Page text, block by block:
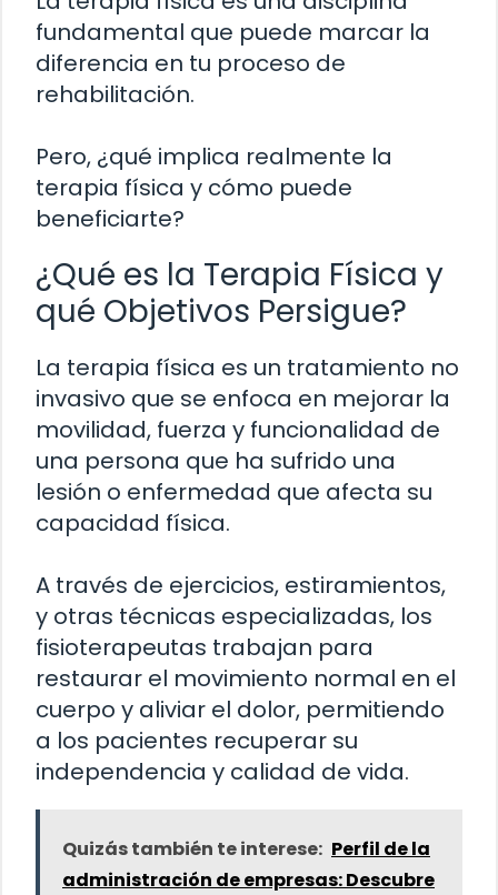
fundamental que puede marcar la
diferencia en tu proceso de
rehabilitación.
Pero, ¿qué implica realmente la
terapia física y cómo puede
beneficiarte?
¿Qué es la Terapia Física y
qué Objetivos Persigue?
La terapia física es un tratamiento no
invasivo que se enfoca en mejorar la
movilidad, fuerza y funcionalidad de
una persona que ha sufrido una
lesión o enfermedad que afecta su
capacidad física.
A través de ejercicios, estiramientos,
y otras técnicas especializadas, los
fisioterapeutas trabajan para
restaurar el movimiento normal en el
cuerpo y aliviar el dolor, permitiendo
a los pacientes recuperar su
independencia y calidad de vida.
Quizás también te interese: Perfil de la
administración de empresas: Descubre